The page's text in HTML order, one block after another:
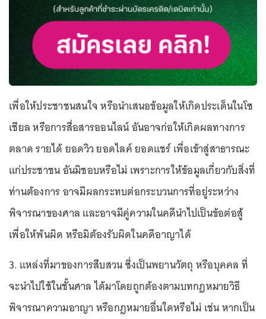
เพื่อให้ประชาชนสนใจ หรือนำเสนอข้อมูลให้เกิดประเด็นในโซ
เชียล หรือการสื่อสารออนไลน์ อันอาจก่อให้เกิดผลทางการ
ตลาด รายได้ ยอดวิว ยอดไลค์ ยอดแชร์ เพื่อเข้าสู่สาธารณะ
แก่ประชาชน อันมิชอบหรือไม่ เพราะการให้ข้อมูลเกี่ยวกับสิ่งที่
ท่านต้องการ อาจมีผลกระทบต่อกระบวนการที่อยู่ระหว่าง
พิจารณาของศาล และอาจมีคู่ความในคดีนำไปเป็นข้อต่อสู้
เพื่อให้พ้นผิด หรือมิต้องรับผิดในคดีอาญาได้
3. แหล่งที่มาของการสืบสวน ซึ่งเป็นพยานวัตถุ หรือบุคคล ที่
จะนำไปใช้ในชั้นศาล ได้มาโดยถูกต้องตามบทกฎหมายวิธี
พิจารณาความอาญา หรือกฎหมายอื่นใดหรือไม่ เช่น หากเป็น